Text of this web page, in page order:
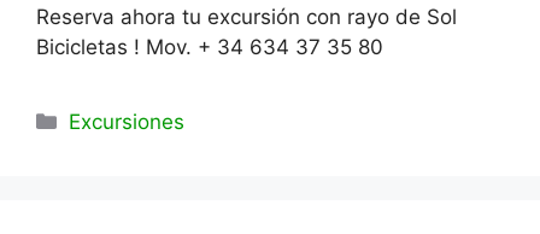
Reserva ahora tu excursión con rayo de Sol
Bicicletas ! Mov. + 34 634 37 35 80
Categorías
Excursiones